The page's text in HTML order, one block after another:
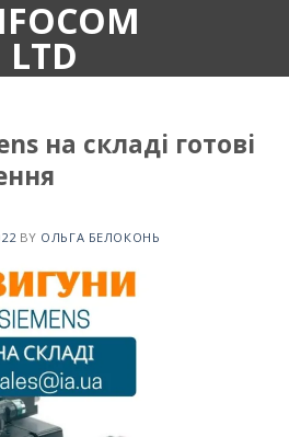
на складі готові
BY ОЛЬГА БЕЛОКОНЬ